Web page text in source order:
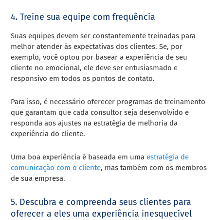
4. Treine sua equipe com frequência
Suas equipes devem ser constantemente treinadas para
melhor atender às expectativas dos clientes. Se, por
exemplo, você optou por basear a experiência de seu
cliente no emocional, ele deve ser entusiasmado e
responsivo em todos os pontos de contato.
Para isso, é necessário oferecer programas de treinamento
que garantam que cada consultor seja desenvolvido e
responda aos ajustes na estratégia de melhoria da
experiência do cliente.
Uma boa experiência é baseada em uma estratégia de
comunicação com o cliente, mas também com os membros
de sua empresa.
5. Descubra e compreenda seus clientes para
oferecer a eles uma experiência inesquecível